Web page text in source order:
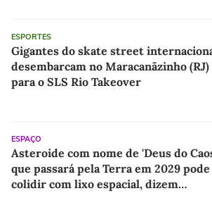
ESPORTES
Gigantes do skate street
desembarcam no Maracanãzinho (RJ)
para o SLS Rio Takeover
ESPAÇO
Asteroide com nome de 'Deus do
que passará pela Terra em 2029 pode
colidir com lixo espacial, dizem